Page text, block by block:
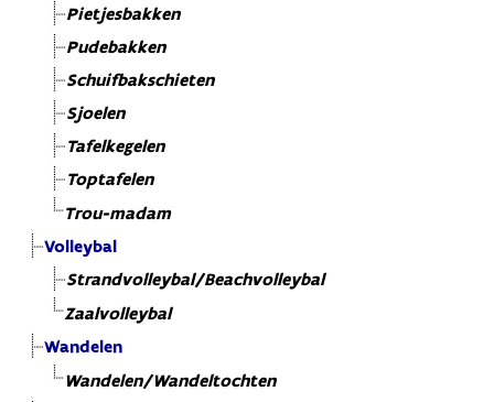
Pietjesbakken
Pudebakken
Schuifbakschieten
Sjoelen
Tafelkegelen
Toptafelen
Trou-madam
Volleybal
Strandvolleybal/Beachvolleybal
Zaalvolleybal
Wandelen
Wandelen/Wandeltochten